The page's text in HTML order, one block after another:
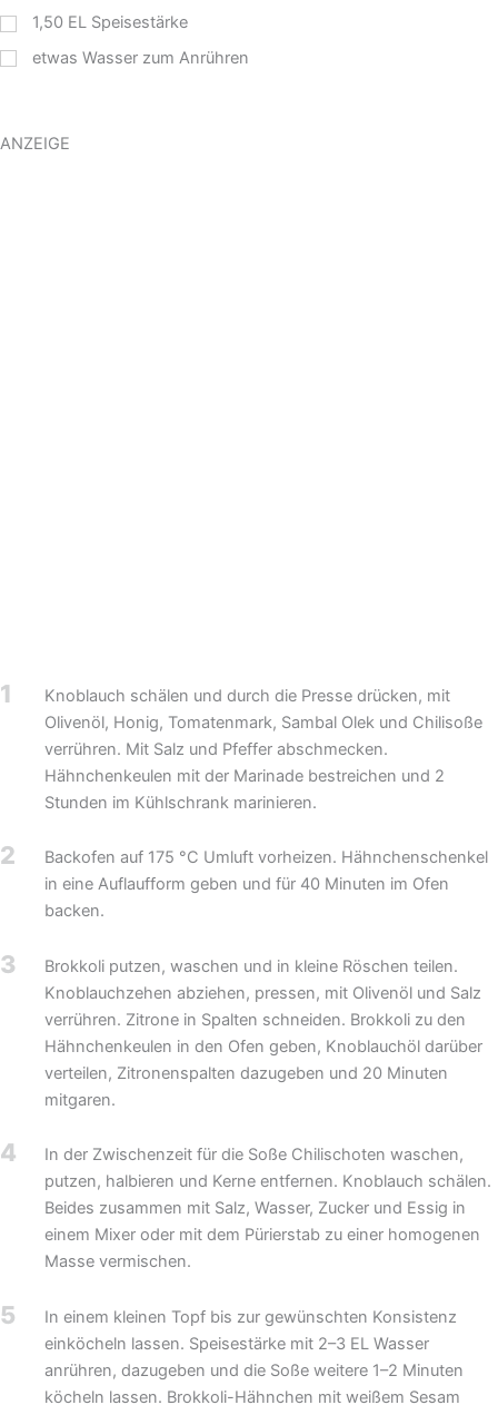
1,50 EL Speisestärke
etwas Wasser zum Anrühren
ANZEIGE
1
Knoblauch schälen und durch die Presse drücken, mit
Olivenöl, Honig, Tomatenmark, Sambal Olek und Chilisoße
verrühren. Mit Salz und Pfeffer abschmecken.
Hähnchenkeulen mit der Marinade bestreichen und 2
Stunden im Kühlschrank marinieren.
2
Backofen auf 175 °C Umluft vorheizen. Hähnchenschenkel
in eine Auflaufform geben und für 40 Minuten im Ofen
backen.
3
Brokkoli putzen, waschen und in kleine Röschen teilen.
Knoblauchzehen abziehen, pressen, mit Olivenöl und Salz
verrühren. Zitrone in Spalten schneiden. Brokkoli zu den
Hähnchenkeulen in den Ofen geben, Knoblauchöl darüber
verteilen, Zitronenspalten dazugeben und 20 Minuten
mitgaren.
4
In der Zwischenzeit für die Soße Chilischoten waschen,
putzen, halbieren und Kerne entfernen. Knoblauch schälen.
Beides zusammen mit Salz, Wasser, Zucker und Essig in
einem Mixer oder mit dem Pürierstab zu einer homogenen
Masse vermischen.
5
In einem kleinen Topf bis zur gewünschten Konsistenz
einköcheln lassen. Speisestärke mit 2–3 EL Wasser
anrühren, dazugeben und die Soße weitere 1–2 Minuten
köcheln lassen. Brokkoli-Hähnchen mit weißem Sesam